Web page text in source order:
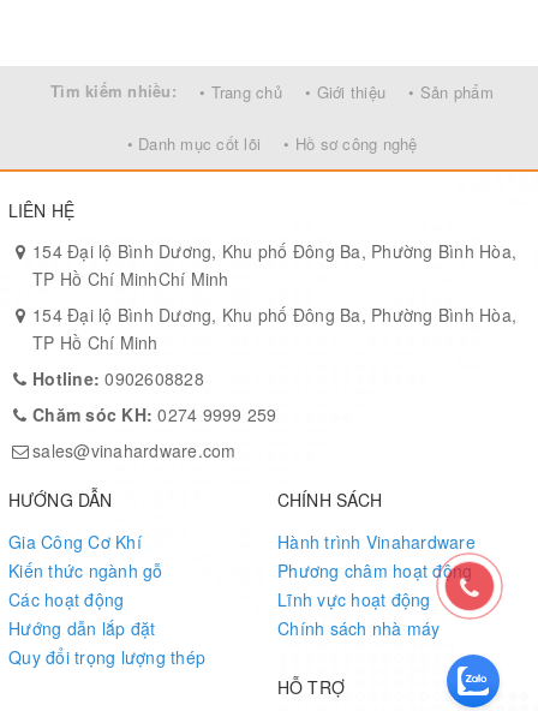
Hiệu quả cách âm
25–30 dB
Đèn chiếu sáng
2 đèn LED 4000K
Thông gió
2 quạt lưu thông không khí
Nguồn điện
Thảm sàn
Tìm kiếm nhiều: • Trang chủ • Giới thiệu • Sản phẩm
• Danh mục cốt lõi • Hồ sơ công nghệ
LIÊN HỆ
154 Đại lộ Bình Dương, Khu phố Đông Ba, Phường Bình Hòa,
TP Hồ Chí MinhChí Minh
154 Đại lộ Bình Dương, Khu phố Đông Ba, Phường Bình Hòa,
TP Hồ Chí Minh
Hotline:0902608828
Chăm sóc KH:0274 9999 259
sales@vinahardware.com
HƯỚNG DẪN
Gia Công Cơ Khí
Kiến thức ngành gỗ
Các hoạt động
Hướng dẫn lắp đặt
Quy đổi trọng lượng thép
CHÍNH SÁCH
Hành trình Vinahardware
Phương châm hoạt động
Lĩnh vực hoạt động
Chính sách nhà máy
HỖ TRỢ